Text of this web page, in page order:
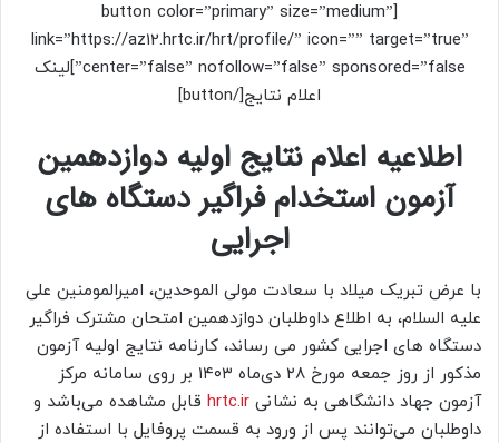
[button color=”primary” size=”medium”
link=”https://az12.hrtc.ir/hrt/profile/” icon=”” target=”true”
center=”false” nofollow=”false” sponsored=”false”]لینک
اعلام نتایج[/button]
اطلاعیهاعلام نتایج اولیه دوازدهمین
آزمون استخدام فراگیر دستگاه های
اجرایی
با عرض تبریک میلاد با سعادت مولی الموحدین، امیرالمومنین علی
علیه السلام، به اطلاع داوطلبان دوازدهمین امتحان مشترک فراگیر
دستگاه های اجرایی کشور می رساند، کارنامه نتایج اولیه آزمون
مذکور از روز جمعه مورخ ۲۸ دی‌ماه ۱۴۰۳ بر روی سامانه مرکز
آزمون جهاد دانشگاهی به نشانی hrtc.ir قابل مشاهده می‌باشد و
داوطلبان می‌توانند پس از ورود به قسمت پروفایل با استفاده از